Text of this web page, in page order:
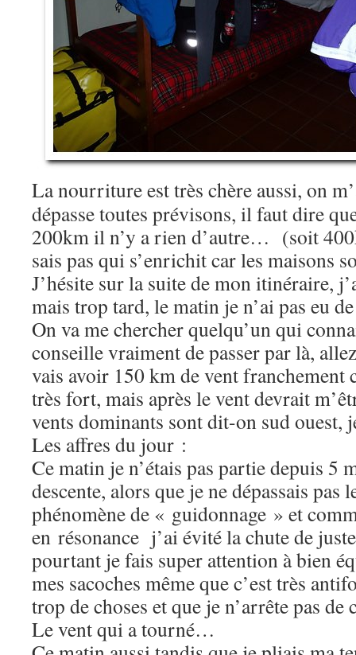
La nourriture est très chère aussi, on
dépasse toutes prévisons, il faut dire
200km il n’y a rien d’autre… (soit
sais pas qui s’enrichit car les maisons
J’hésite sur la suite de mon itinéraire,
mais trop tard, le matin je n’ai pas eu
On va me chercher quelqu’un qui
conseille vraiment de passer par là,
vais avoir 150 km de vent franchement
très fort, mais après le vent devrait
vents dominants sont dit-on sud
Les affres du jour :
Ce matin je n’étais pas partie depuis 5
descente, alors que je ne dépassais pas
phénomène de « guidonnage » et
en résonance j’ai évité la chute de
pourtant je fais super attention à bien
mes sacoches même que c’est très
trop de choses et que je n’arrête pas
Le vent qui a tourné…